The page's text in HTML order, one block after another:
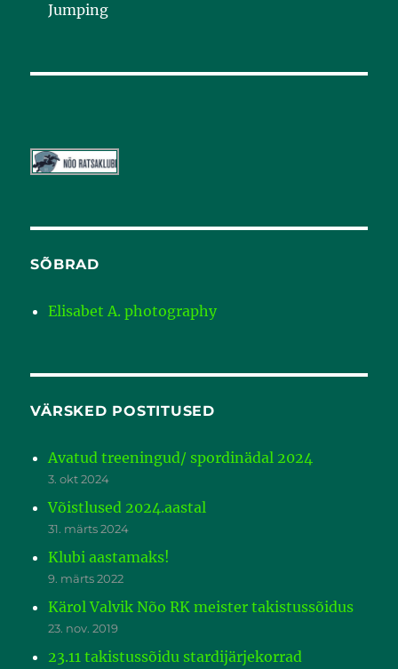
Jumping
SÕBRAD
Elisabet A. photography
VÄRSKED POSTITUSED
Avatud treeningud/ spordinädal 2024
3. okt 2024
Võistlused 2024.aastal
31. märts 2024
Klubi aastamaks!
9. märts 2022
Kärol Valvik Nõo RK meister takistussõidus
23. nov. 2019
23.11 takistussõidu stardijärjekorrad